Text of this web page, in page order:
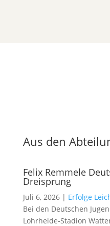
Aus den
Felix Remmele
Dreisprung
Juli 6, 2026| Erfolge
Bei den Deutschen
Lohrheide-Stadion